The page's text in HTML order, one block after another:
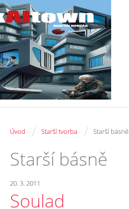
Úvod / Starší tvorba / Starší básně
Starší básně
20. 3. 2011
Soulad